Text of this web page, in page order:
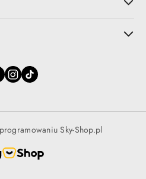
Sky-Shop.pl